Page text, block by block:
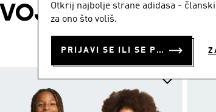
Otkrij najbolje strane adidasa -
za ono što voliš.
PRIJAVI SE ILI SE PRIDRUŽI SADA